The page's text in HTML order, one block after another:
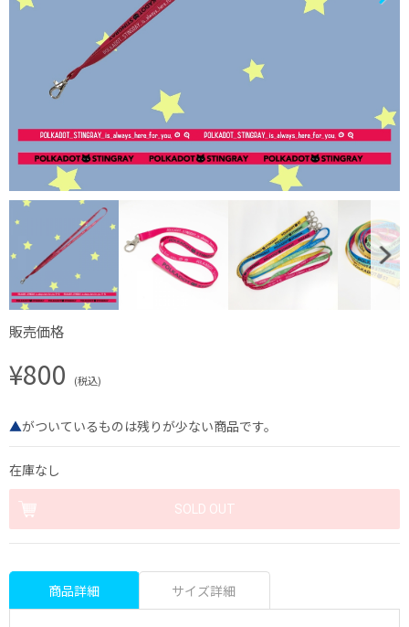
販売価格
¥800 (税込)
▲がついているものは残りが少ない商品です。
在庫なし
商品詳細 サイズ詳細